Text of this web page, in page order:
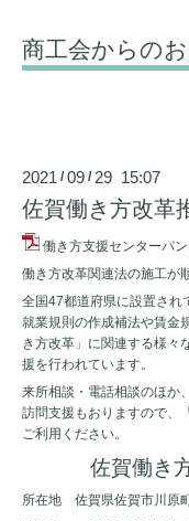
商工会からの
2021 /09 / 29 15:07
佐賀働き方改革
働き方支援センターパ
働き方改革関連法の施工が
全国47都道府県に設置され
就業規則の作成補法や賃金
き方改革」に関連する様々
援を行われています。
来所相談・電話相談のほか
訪問支援もおりますので、
ご利用ください。
佐賀働き
所在地 佐賀県佐賀市川原